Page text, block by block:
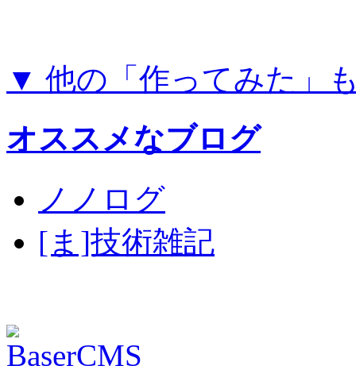
▼ 他の「作ってみた」
オススメなブログ
ノノログ
[ま]技術雑記